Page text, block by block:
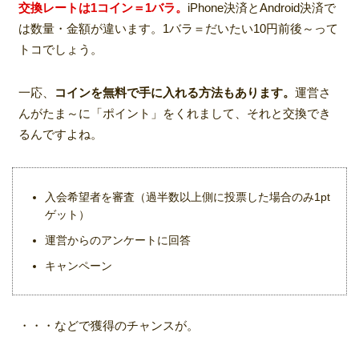
交換レートは1コイン＝1バラ。 iPhone決済とAndroid決済で
は数量・金額が違います。1バラ＝だいたい10円前後～って
トコでしょう。
一応、 コインを無料で手に入れる方法もあります。 運営さ
んがたま～に「ポイント」をくれまして、それと交換でき
るんですよね。
入会希望者を審査（過半数以上側に投票した場合のみ1pt
ゲット）
運営からのアンケートに回答
キャンペーン
・・・などで獲得のチャンスが。